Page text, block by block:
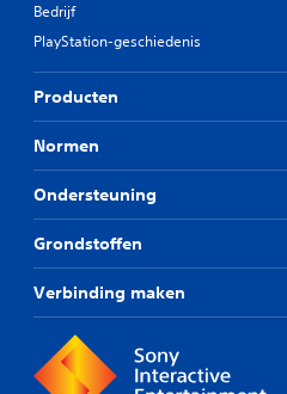
Bedrijf
PlayStation-geschiedenis
Producten
Normen
Ondersteuning
Grondstoffen
Verbinding maken